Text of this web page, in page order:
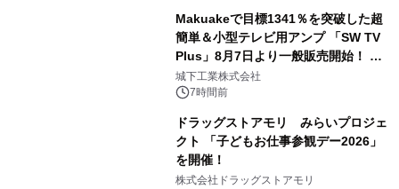
Makuakeで目標1341％を突破した超
簡単＆小型テレビ用アンプ 「SW TV
Plus」8月7日より一般販売開始！ ケ
ーブル1本つなぐだけ、テレビの音が
ぐっと豊かに
城下工業株式会社
7時間前
ドラッグストアモリ みらいプロジェ
クト 「子どもお仕事参観デー2026」
を開催！
株式会社ドラッグストアモリ